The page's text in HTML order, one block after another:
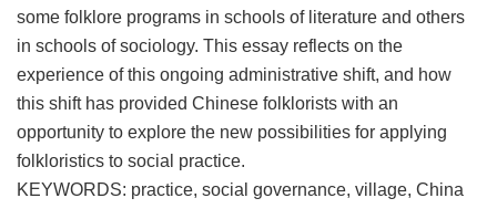
some folklore programs in schools of literature and others
in schools of sociology. This essay reflects on the
experience of this ongoing administrative shift, and how
this shift has provided Chinese folklorists with an
opportunity to explore the new possibilities for applying
folkloristics to social practice.
KEYWORDS: practice, social governance, village, China